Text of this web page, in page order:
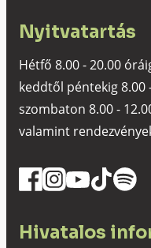
Nyitvatartás
Hétfő 8.00 - 20.00
keddtől péntekig 8.00
szombaton 8.00 -
valamint
Hivatalos